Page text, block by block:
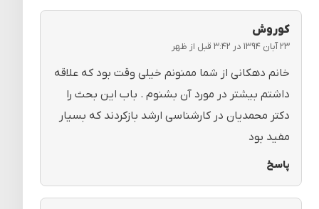
کوروش
۲۳ آبان ۱۳۹۴ در ۳:۴۲ قبل از ظهر
خانم دهکانی از شما ممنونم خیلی وقت بود که علاقه
داشتم بیشتر در مورد آن بشنوم . باب این بحث را
دکتر محمدیان در کارشناسی ارشد بازکردند که بسیار
مفید بود
پاسخ